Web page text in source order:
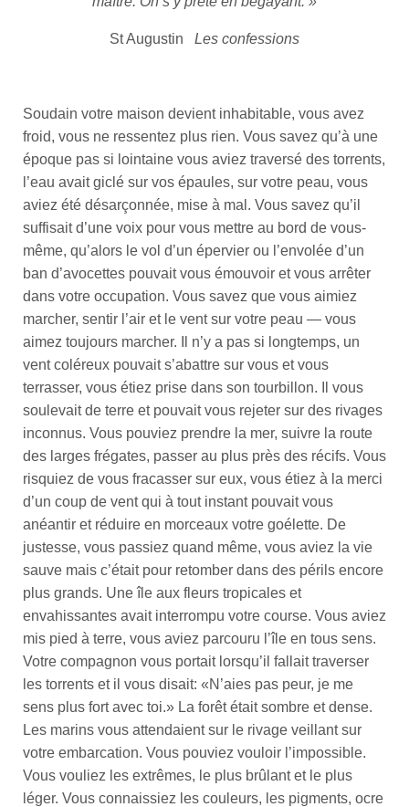
St Augustin Les confessions
Soudain votre maison devient inhabitable, vous avez
froid, vous ne ressentez plus rien. Vous savez qu’à une
époque pas si lointaine vous aviez traversé des torrents,
l’eau avait giclé sur vos épaules, sur votre peau, vous
aviez été désarçonnée, mise à mal. Vous savez qu’il
suffisait d’une voix pour vous mettre au bord de vous-
même, qu’alors le vol d’un épervier ou l’envolée d’un
ban d’avocettes pouvait vous émouvoir et vous arrêter
dans votre occupation. Vous savez que vous aimiez
marcher, sentir l’air et le vent sur votre peau — vous
aimez toujours marcher. Il n’y a pas si longtemps, un
vent coléreux pouvait s’abattre sur vous et vous
terrasser, vous étiez prise dans son tourbillon. Il vous
soulevait de terre et pouvait vous rejeter sur des rivages
inconnus. Vous pouviez prendre la mer, suivre la route
des larges frégates, passer au plus près des récifs. Vous
risquiez de vous fracasser sur eux, vous étiez à la merci
d’un coup de vent qui à tout instant pouvait vous
anéantir et réduire en morceaux votre goélette. De
justesse, vous passiez quand même, vous aviez la vie
sauve mais c’était pour retomber dans des périls encore
plus grands. Une île aux fleurs tropicales et
envahissantes avait interrompu votre course. Vous aviez
mis pied à terre, vous aviez parcouru l’île en tous sens.
Votre compagnon vous portait lorsqu’il fallait traverser
les torrents et il vous disait: «N’aies pas peur, je me
sens plus fort avec toi.» La forêt était sombre et dense.
Les marins vous attendaient sur le rivage veillant sur
votre embarcation. Vous pouviez vouloir l’impossible.
Vous vouliez les extrêmes, le plus brûlant et le plus
léger. Vous connaissiez les couleurs, les pigments, ocre